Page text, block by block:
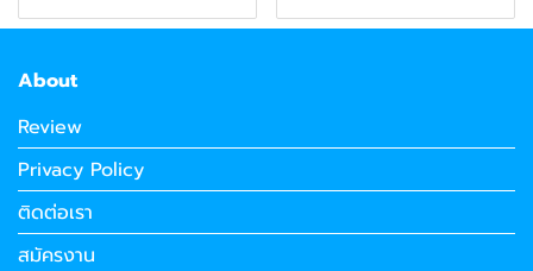
About
Review
Privacy Policy
ติดต่อเรา
สมัครงาน